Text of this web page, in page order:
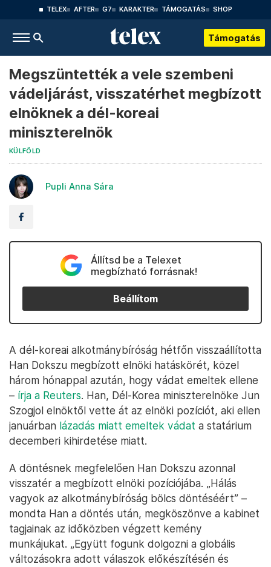
TELEX AFTER G7 KARAKTER TÁMOGATÁS SHOP
Támogatás
Megszüntették a vele szembeni
vádeljárást, visszatérhet megbízott
elnöknek a dél-koreai
miniszterelnök
KÜLFÖLD
Pupli Anna Sára
Állítsd be a Telexet
megbízható forrásnak!
Beállítom
A dél-koreai alkotmánybíróság hétfőn visszaállította
Han Dokszu megbízott elnöki hatáskörét, közel
három hónappal azután, hogy vádat emeltek ellene
– írja a Reuters. Han, Dél-Korea miniszterelnöke Jun
Szogjol elnöktől vette át az elnöki pozíciót, aki ellen
januárban lázadás miatt emeltek vádat a statárium
decemberi kihirdetése miatt.
A döntésnek megfelelően Han Dokszu azonnal
visszatér a megbízott elnöki pozíciójába. „Hálás
vagyok az alkotmánybíróság bölcs döntéséért” –
mondta Han a döntés után, megköszönve a kabinet
tagjainak az időközben végzett kemény
munkájukat. „Együtt fogunk dolgozni a globális
változásokra adott válaszok előkészítésén és